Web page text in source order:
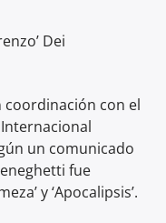
Dei
coordinación con el
un comunicado
fue
y ‘Apocalipsis’.